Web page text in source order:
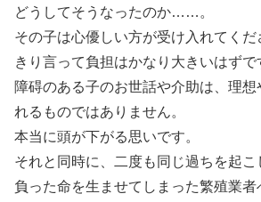
どうしてそうなったのか……。
その子は心優しい方が受け入れてく
きり言って負担はかなり大きいはずで
障碍のある子のお世話や介助は、理想
れるものではありません。
本当に頭が下がる思いです。
それと同時に、二度も同じ過ちを起
負った命を生ませてしまった繁殖業者